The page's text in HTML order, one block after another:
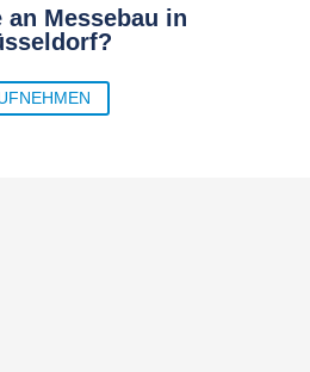
an Messebau in